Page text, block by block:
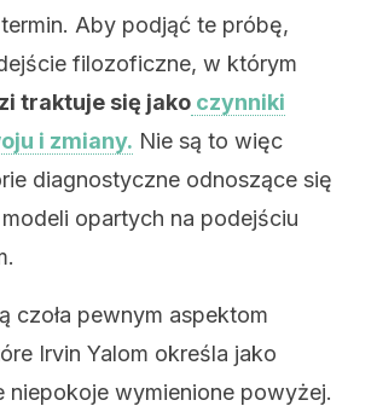
Aby podjąć te próbę,
filozoficzne, w którym
traktuje się jako czynniki
i zmiany. Nie są to więc
diagnostyczne odnoszące się
opartych na podejściu
czoła pewnym aspektom
Irvin Yalom określa jako
niepokoje wymienione powyżej.